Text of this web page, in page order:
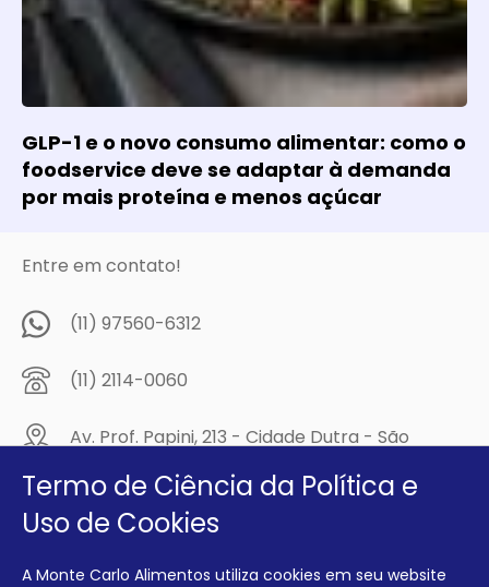
GLP-1 e o novo consumo alimentar: como o
foodservice deve se adaptar à demanda
por mais proteína e menos açúcar
Entre em contato!
(11) 97560-6312
(11) 2114-0060
Av. Prof. Papini, 213 - Cidade Dutra - São
Compre na
MCA Virtual!
Termo de Ciência da Política e
Uso de Cookies
A Monte Carlo Alimentos utiliza cookies em seu website